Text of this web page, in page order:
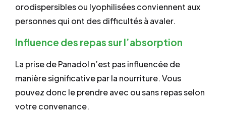
orodispersibles ou lyophilisées conviennent aux
personnes qui ont des difficultés à avaler.
Influence des repas sur l’absorption
La prise de Panadol n’est pas influencée de
manière significative par la nourriture. Vous
pouvez donc le prendre avec ou sans repas selon
votre convenance.